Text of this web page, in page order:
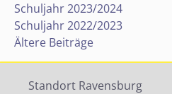
Schuljahr 2023/2024
Schuljahr 2022/2023
Ältere Beiträge
Standort Ravensburg